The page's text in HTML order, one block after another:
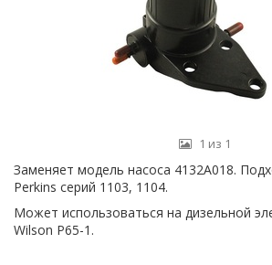
1 из 1
Заменяет модель насоса 4132A018.
Perkins серий 1103, 1104.
Может использоваться на дизельной
Wilson P65-1.